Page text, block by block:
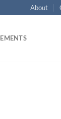
About